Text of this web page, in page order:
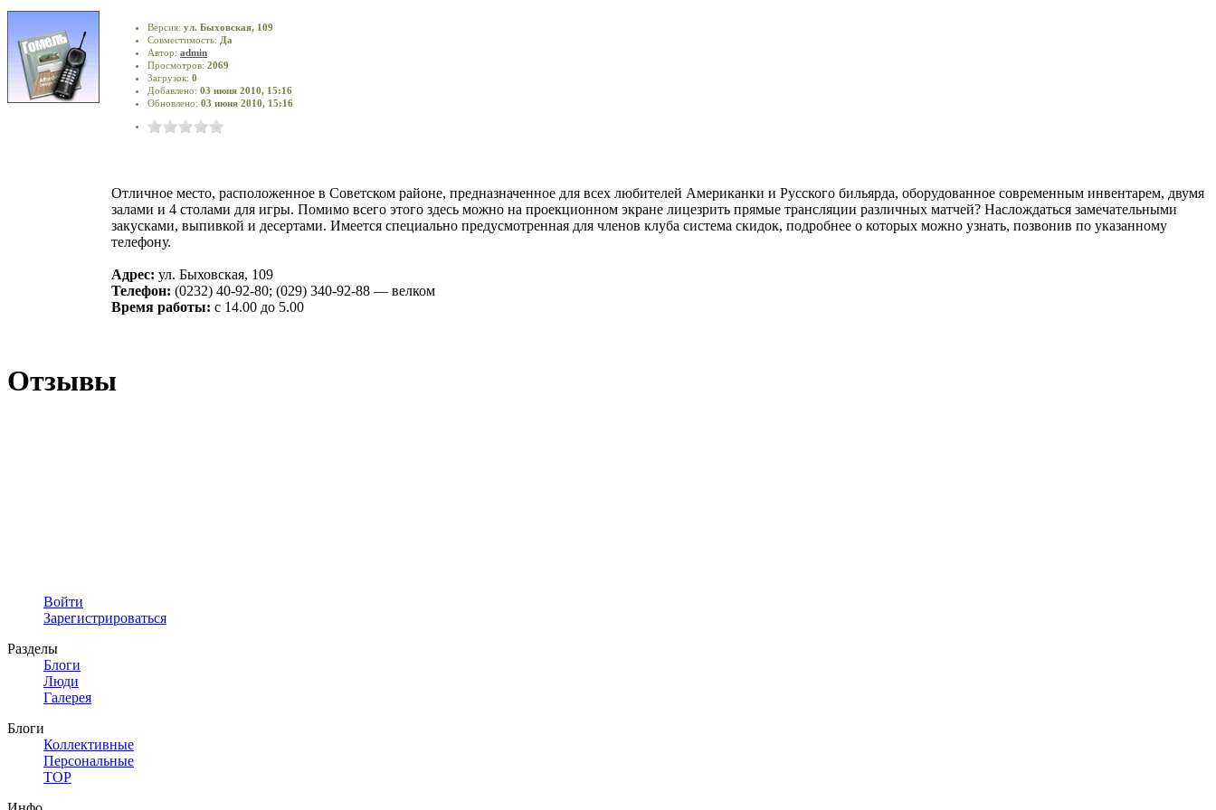
Версия: ул. Быховская, 109
Совместимость: Да
Автор: admin
Просмотров: 2069
Загрузок: 0
Добавлено: 03 июня 2010, 15:16
Обновлено: 03 июня 2010, 15:16
Отличное место, расположенное в Советском районе, предназначенное для всех любителей Американки и Русского бильярда, оборудованное современным инвентарем, двумя
залами и 4 столами для игры. Помимо всего этого здесь можно на проекционном экране лицезрить прямые трансляции различных матчей? Наслождаться замечательными
закусками, выпивкой и десертами. Имеется специально предусмотренная для членов клуба система скидок, подробнее о которых можно узнать, позвонив по указанному
телефону.
Адрес: ул. Быховская, 109
Телефон: (0232) 40-92-80; (029) 340-92-88 — велком
Время работы: с 14.00 до 5.00
Отзывы
Войти
Зарегистрироваться
Разделы
Блоги
Люди
Галерея
Блоги
Коллективные
Персональные
TOP